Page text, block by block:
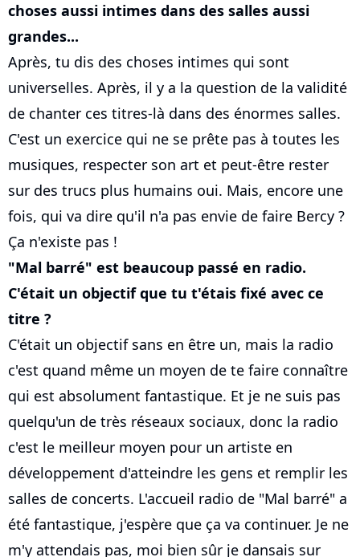
choses aussi intimes dans des salles aussi
grandes...
Après, tu dis des choses intimes qui sont
universelles. Après, il y a la question de la validité
de chanter ces titres-là dans des énormes salles.
C'est un exercice qui ne se prête pas à toutes les
musiques, respecter son art et peut-être rester
sur des trucs plus humains oui. Mais, encore une
fois, qui va dire qu'il n'a pas envie de faire Bercy ?
Ça n'existe pas !
"Mal barré" est beaucoup passé en radio.
C'était un objectif que tu t'étais fixé avec ce
titre ?
C'était un objectif sans en être un, mais la radio
c'est quand même un moyen de te faire connaître
qui est absolument fantastique. Et je ne suis pas
quelqu'un de très réseaux sociaux, donc la radio
c'est le meilleur moyen pour un artiste en
développement d'atteindre les gens et remplir les
salles de concerts. L'accueil radio de "Mal barré" a
été fantastique, j'espère que ça va continuer. Je ne
m'y attendais pas, moi bien sûr je dansais sur